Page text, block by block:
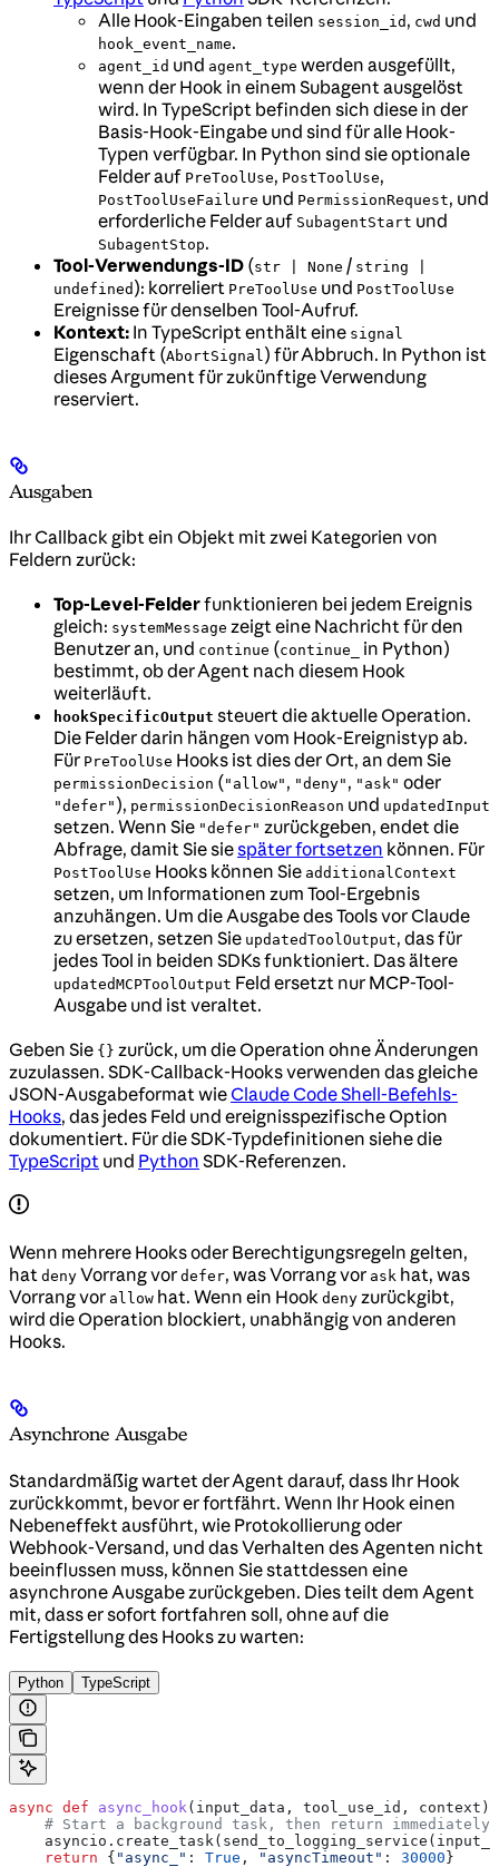
Alle Hook-Eingaben teilen session_id , cwd und
hook_event_name.
agent_id und agent_type werden ausgefüllt,
wenn der Hook in einem Subagent ausgelöst
wird. In TypeScript befinden sich diese in der
Basis-Hook-Eingabe und sind für alle Hook-
Typen verfügbar. In Python sind sie optionale
Felder auf PreToolUse, PostToolUse,
PostToolUseFailure und PermissionRequest, und
erforderliche Felder auf SubagentStart und
SubagentStop.
Tool-Verwendungs-ID (str | None / string |
undefined ): korreliert PreToolUse und PostToolUse
Ereignisse für denselben Tool-Aufruf.
Kontext: In TypeScript enthält eine signal
Eigenschaft (AbortSignal ) für Abbruch. In Python ist
dieses Argument für zukünftige Verwendung
reserviert.
Ausgaben
Ihr Callback gibt ein Objekt mit zwei Kategorien von
Feldern zurück:
Top-Level-Felderfunktionieren bei jedem Ereignis
gleich: systemMessage zeigt eine Nachricht für den
Benutzer an, und continue (continue_
in Python)
bestimmt, ob der Agent nach diesem Hook
weiterläuft.
hookSpecificOutput steuert die aktuelle Operation.
Die Felder darin hängen vom Hook-Ereignistyp ab.
Für PreToolUse Hooks ist dies der Ort, an dem Sie
permissionDecision ("allow" , "deny" , "ask" oder
"defer" ), permissionDecisionReason und updatedInput
setzen. Wenn Sie "defer" zurückgeben, endet die
Abfrage, damit Sie siespäter fortsetzen können. Für
PostToolUse Hooks können Sie additionalContext
setzen, um Informationen zum Tool-Ergebnis
anzuhängen. Um die Ausgabe des Tools vor Claude
zu ersetzen, setzen Sie updatedToolOutput, das für
jedes Tool in beiden SDKs funktioniert. Das ältere
updatedMCPToolOutput Feld ersetzt nur MCP-Tool-
Ausgabe und ist veraltet.
Geben Sie {} zurück, um die Operation ohne Änderungen
zuzulassen. SDK-Callback-Hooks verwenden das gleiche
JSON-Ausgabeformat wieClaude Code Shell-Befehls-
Hooks, das jedes Feld und ereignisspezifische Option
dokumentiert. Für die SDK-Typdefinitionen siehe die
TypeScript und Python SDK-Referenzen.
Wenn mehrere Hooks oder Berechtigungsregeln gelten,
hat deny Vorrang vor defer, was Vorrang vor ask hat, was
Vorrang vor allow hat. Wenn ein Hook deny zurückgibt,
wird die Operation blockiert, unabhängig von anderen
Hooks.
Asynchrone Ausgabe
Standardmäßig wartet der Agent darauf, dass Ihr Hook
zurückkommt, bevor er fortfährt. Wenn Ihr Hook einen
Nebeneffekt ausführt, wie Protokollierung oder
Webhook-Versand, und das Verhalten des Agenten nicht
beeinflussen muss, können Sie stattdessen eine
asynchrone Ausgabe zurückgeben. Dies teilt dem Agent
mit, dass er sofort fortfahren soll, ohne auf die
Fertigstellung des Hooks zu warten:
Python TypeScript
async def async_hook ( input_data , tool_use_id , context ):
    # Start a background task, then return immediately
    return
{ "async_" : True , "asyncTimeout" : 30000 }